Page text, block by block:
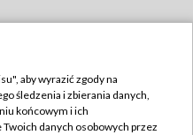
aby wyrazić zgody na
śledzenia i zbierania danych,
końcowym i ich
danych osobowych przez